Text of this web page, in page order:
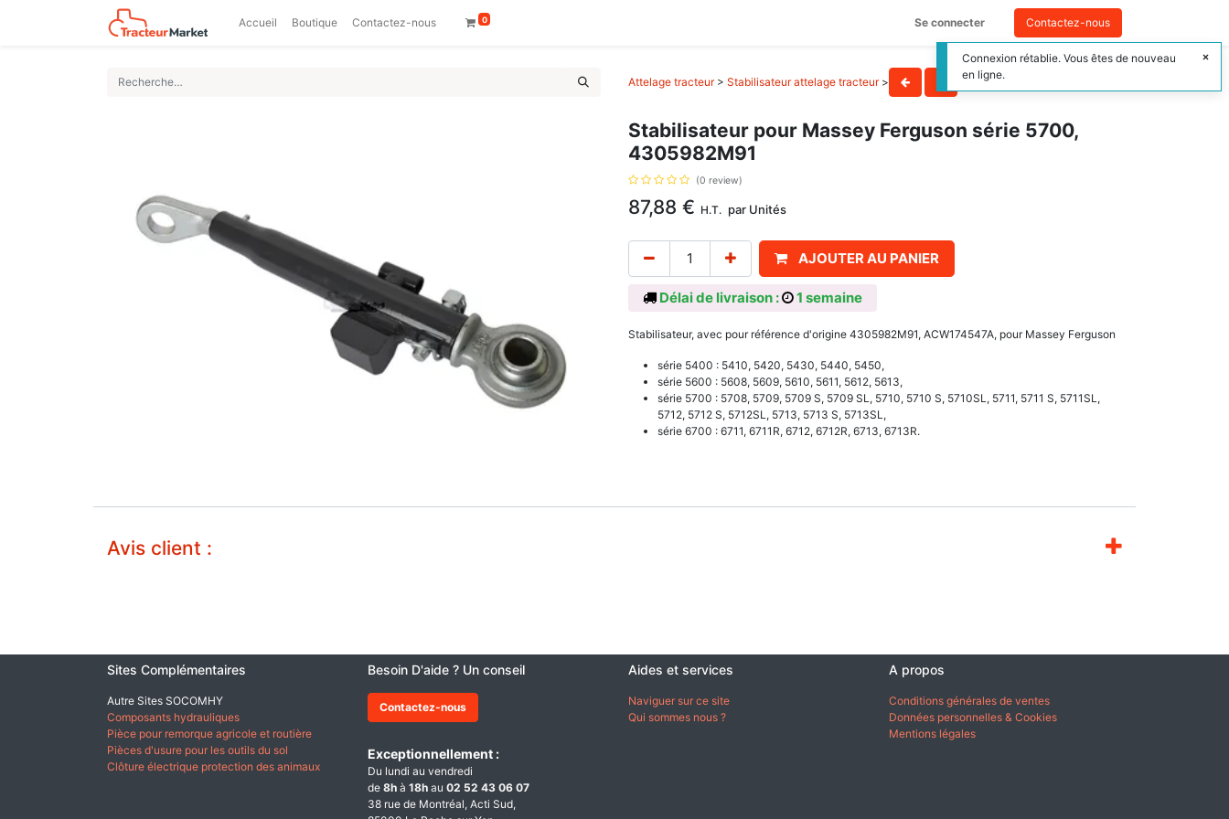
Accueil Boutique Contactez-nous 0 Se connecter Contactez-nous
Attelage tracteur> Stabilisateur attelage tracteur>
Stabilisateur pour Massey Ferguson série 5700,
4305982M91
(0 review)
87,88 € H.T. par Unités
AJOUTER AU PANIER
Délai de livraison : 1 semaine
Stabilisateur, avec pour référence d'origine 4305982M91, ACW174547A, pour Massey Ferguson
série 5400 : 5410, 5420, 5430, 5440, 5450,
série 5600 : 5608, 5609, 5610, 5611, 5612, 5613,
série 5700 : 5708, 5709, 5709 S, 5709 SL, 5710, 5710 S, 5710SL, 5711, 5711 S, 5711SL,
5712, 5712 S, 5712SL, 5713, 5713 S, 5713SL,
série 6700 : 6711, 6711R, 6712, 6712R, 6713, 6713R.
Avis client :
Sites Complémentaires
Autre Sites SOCOMHY
Composants hydrauliques
Pièce pour remorque agricole et routière
Pièces d'usure pour les outils du sol
Clôture électrique protection des animaux
Besoin D'aide ? Un conseil
Contactez-nous
Exceptionnellement :
Du lundi au vendredi
de 8h à 18h au 02 52 43 06 07
38 rue de Montréal, Acti Sud,
Aides et services
Naviguer sur ce site
Qui sommes nous ?
A propos
Conditions générales de ventes
Données personnelles & Cookies
Mentions légales
Connexion rétablie. Vous êtes de nouveau
en ligne.